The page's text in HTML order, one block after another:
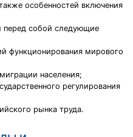
особенностей включения
перед собой следующие
функционирования мирового
населения;
регулирования
рынка труда.